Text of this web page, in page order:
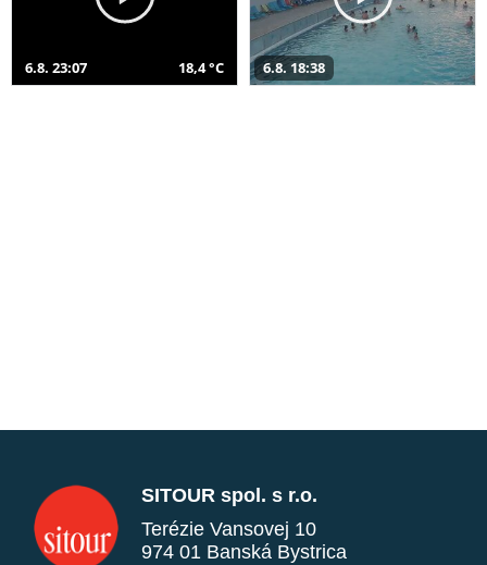
6.8. 23:07 18,4 °C 6.8. 18:38
SITOUR spol. s r.o.
Terézie Vansovej 10
974 01 Banská Bystrica